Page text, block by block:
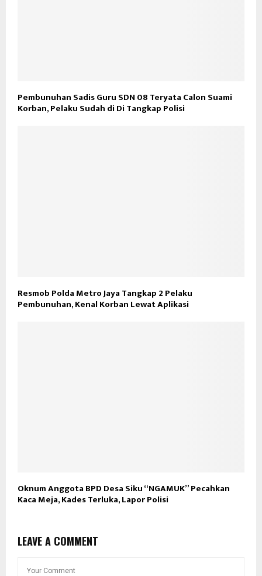
Pembunuhan Sadis Guru SDN 08 Teryata Calon Suami
Korban, Pelaku Sudah di Di Tangkap Polisi
Resmob Polda Metro Jaya Tangkap 2 Pelaku
Pembunuhan, Kenal Korban Lewat Aplikasi
Oknum Anggota BPD Desa Siku “NGAMUK” Pecahkan
Kaca Meja, Kades Terluka, Lapor Polisi
LEAVE A COMMENT